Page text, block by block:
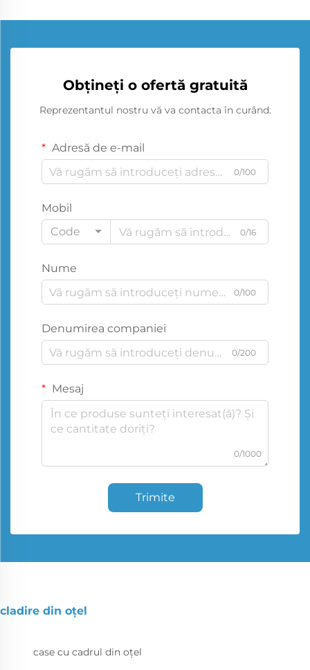
Obțineți o ofertă gratuită
Reprezentantul nostru vă va contacta în curând.
Adresă de e-mail
0/100
Mobil
Code
0/16
Nume
0/100
Denumirea companiei
0/200
Mesaj
0/1000
Trimite
cladire din oțel
case cu cadrul din oțel